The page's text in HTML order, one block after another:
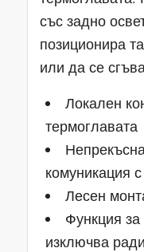
със задно
позиционира
или да се
Локален
термоглавата
комуникация с
Лесен
Функция за
изключва